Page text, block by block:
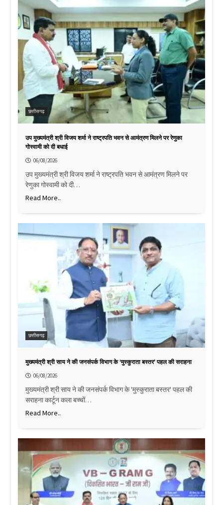
छत्तीसगढ़
उप मुख्यमंत्री श्री विजय शर्मा ने राष्ट्रपति भवन से आमंत्रण मिलने पर रेणुका
गोस्वामी को दी बधाई
06/08/2026
उप मुख्यमंत्री श्री विजय शर्मा ने राष्ट्रपति भवन से आमंत्रण मिलने पर
रेणुका गोस्वामी को दी…
Read More..
छत्तीसगढ़
मुख्यमंत्री श्री साय ने की जनसंपर्क विभाग के ‘मुस्कुराता बस्तर’ पहल की सराहना
06/08/2026
मुख्यमंत्री श्री साय ने की जनसंपर्क विभाग के 'मुस्कुराता बस्तर' पहल की
सराहना कार्टून कला बच्चों…
Read More..